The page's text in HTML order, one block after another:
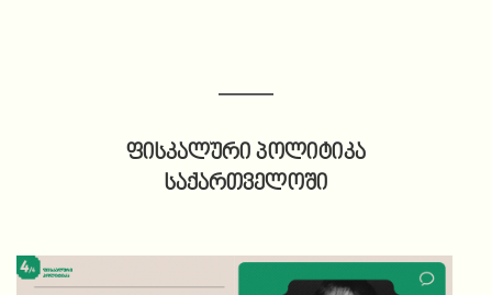
ფისკალური პოლიტიკა
საქართველოში